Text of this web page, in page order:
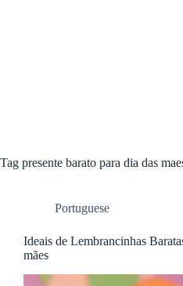
Tag presente barato para dia das
Portuguese
Ideais de Lembrancinhas
mães